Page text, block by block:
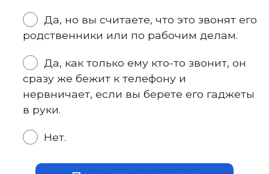
Да, но вы считаете, что это звонят его
родственники или по рабочим делам.
Да, как только ему кто-то звонит, он
сразу же бежит к телефону и
нервничает, если вы берете его гаджеты
в руки.
Нет.